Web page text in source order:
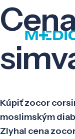
Kúpiť zocor
moslimským
Zlyhal cena